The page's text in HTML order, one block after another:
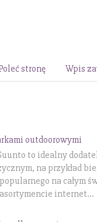
stronę Wpis
outdoorowymi
to idealny
na przykład
na całym
internet...